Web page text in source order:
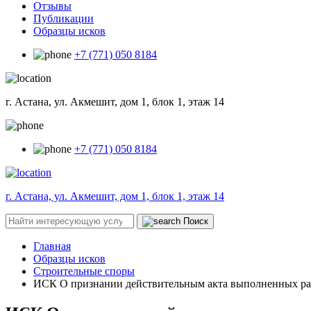
Отзывы
Публикации
Образцы исков
+7 (771) 050 8184
г. Астана, ул. Акмешит, дом 1, блок 1, этаж 14
+7 (771) 050 8184
г. Астана, ул. Акмешит, дом 1, блок 1, этаж 14
Поиск
Главная
Образцы исков
Строительные споры
ИСК О признании действительным акта выполненных